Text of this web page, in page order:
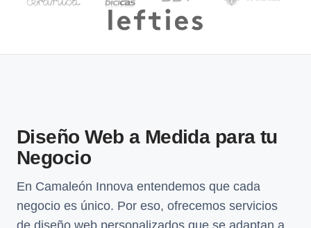
Diseño Web a Medida para tu
Negocio
En Camaleón Innova entendemos que cada
negocio es único. Por eso, ofrecemos servicios
de diseño web personalizados que se adaptan a